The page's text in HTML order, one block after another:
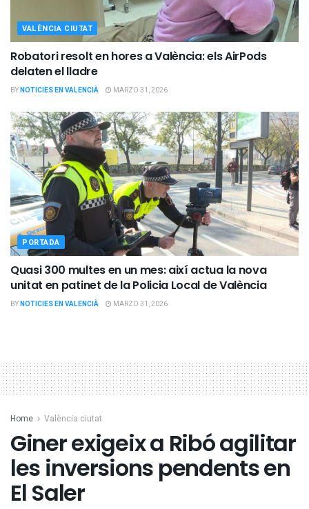
VALÈNCIA CIUTAT
Robatori resolt en hores a València: els AirPods
delaten el lladre
BYNOTICIES EN VALENCIÀ MARZO 31, 2026
PORTADA
Quasi 300 multes en un mes: així actua la nova
unitat en patinet de la Policia Local de València
BYNOTICIES EN VALENCIÀ MARZO 31, 2026
Home València ciutat
Giner exigeix a Ribó agilitar
les inversions pendents en
El Saler